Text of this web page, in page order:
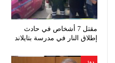
مقتل 7 أشخاص في حادث
إطلاق النار في مدرسة بتايلاند